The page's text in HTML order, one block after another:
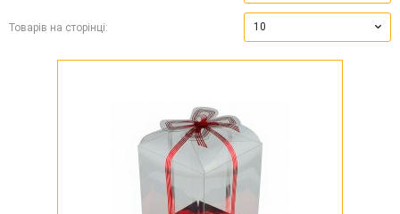
Товарів на сторінці: 10